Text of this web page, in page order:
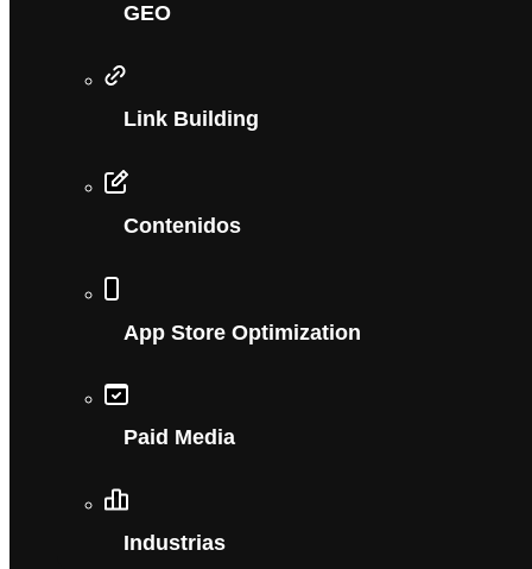
GEO
Link Building
Contenidos
App Store Optimization
Paid Media
Industrias